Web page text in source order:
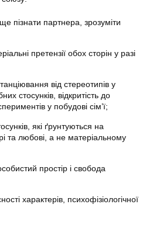
пізнати партнера, зрозуміти
претензії обох сторін у разі
від стереотипів у
стосунків, відкритість до
у побудові сім’ї;
які ґрунтуються на
та любові, а не матеріальному
простір і свобода
характерів, психофізіологічної